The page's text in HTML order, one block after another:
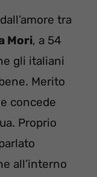
tra
Mori, a 54
gli italiani
Merito
concede
Proprio
all’interno